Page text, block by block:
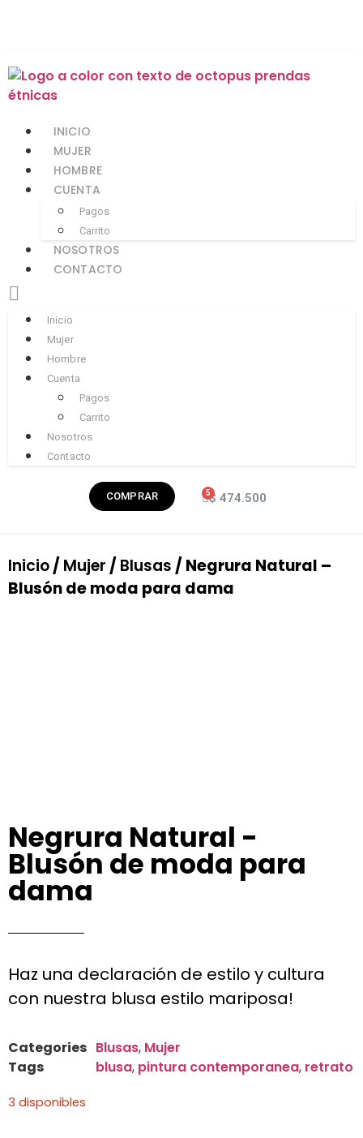
INICIO
MUJER
HOMBRE
CUENTA
Pagos
Carrito
NOSOTROS
CONTACTO
Inicio
Mujer
Hombre
Cuenta
Pagos
Carrito
Nosotros
Contacto
COMPRAR $ 474.500
Inicio/ Mujer / Blusas / Negrura Natural –
Blusón de moda para dama
Negrura Natural -
Blusón de moda para
dama
Haz una declaración de estilo y cultura
con nuestra blusa estilo mariposa!
Categories Blusas, Mujer
Tags
blusa, pintura contemporanea, retrato
3 disponibles